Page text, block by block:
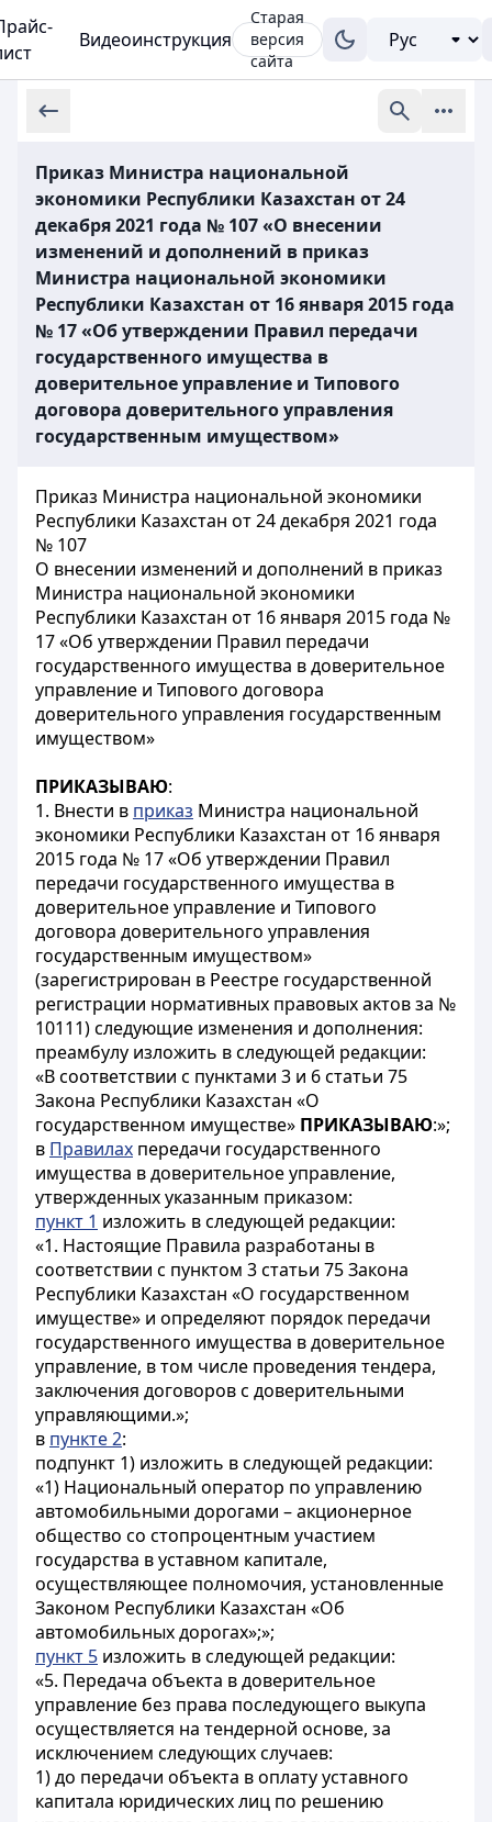
Видеоинструкция
Старая
версия
сайта
Приказ Министра национальной
экономики Республики Казахстан от 24
декабря 2021 года № 107 «О внесении
изменений и дополнений в приказ
Министра национальной экономики
Республики Казахстан от 16 января 2015 года
№ 17 «Об утверждении Правил передачи
государственного имущества в
доверительное управление и Типового
договора доверительного управления
государственным имуществом»
Приказ Министра национальной экономики
Республики Казахстан от 24 декабря 2021 года
№ 107
О внесении изменений и дополнений в приказ
Министра национальной экономики
Республики Казахстан от 16 января 2015 года №
17 «Об утверждении Правил передачи
государственного имущества в доверительное
управление и Типового договора
доверительного управления государственным
имуществом»
ПРИКАЗЫВАЮ:
1. Внести в приказ Министра национальной
экономики Республики Казахстан от 16 января
2015 года № 17 «Об утверждении Правил
передачи государственного имущества в
доверительное управление и Типового
договора доверительного управления
государственным имуществом»
(зарегистрирован в Реестре государственной
регистрации нормативных правовых актов за №
10111) следующие изменения и дополнения:
преамбулу изложить в следующей редакции:
«В соответствии с пунктами 3 и 6 статьи 75
Закона Республики Казахстан «О
государственном имуществе» ПРИКАЗЫВАЮ:»;
в Правилах передачи государственного
имущества в доверительное управление,
утвержденных указанным приказом:
пункт 1 изложить в следующей редакции:
«1. Настоящие Правила разработаны в
соответствии с пунктом 3 статьи 75 Закона
Республики Казахстан «О государственном
имуществе» и определяют порядок передачи
государственного имущества в доверительное
управление, в том числе проведения тендера,
заключения договоров с доверительными
управляющими.»;
в пункте 2:
подпункт 1) изложить в следующей редакции:
«1) Национальный оператор по управлению
автомобильными дорогами – акционерное
общество со стопроцентным участием
государства в уставном капитале,
осуществляющее полномочия, установленные
Законом Республики Казахстан «Об
автомобильных дорогах»;»;
пункт 5 изложить в следующей редакции:
«5. Передача объекта в доверительное
управление без права последующего выкупа
осуществляется на тендерной основе, за
исключением следующих случаев:
1) до передачи объекта в оплату уставного
капитала юридических лиц по решению